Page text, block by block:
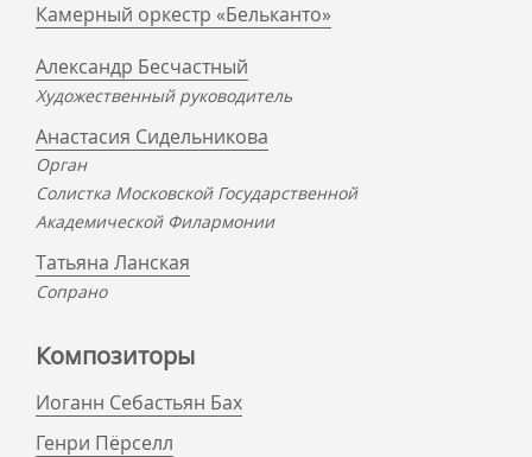
Камерный оркестр «Бельканто»
Александр Бесчастный
Художественный руководитель
Анастасия Сидельникова
Орган
Солистка Московской Государственной
Академической Филармонии
Татьяна Ланская
Сопрано
Композиторы
Иоганн Себастьян Бах
Генри Пёрселл